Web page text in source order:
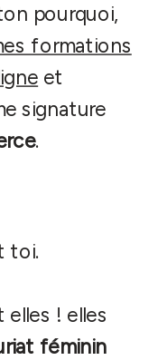
pourquoi,
formations
et
signature
.
toi.
elles ! elles
féminin